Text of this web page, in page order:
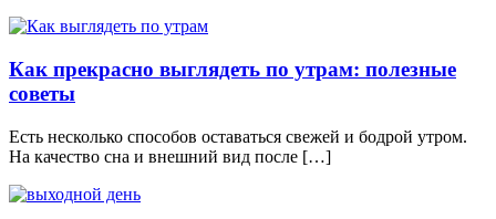
Как прекрасно выглядеть по утрам: полезные
советы
Есть несколько способов оставаться свежей и бодрой утром.
На качество сна и внешний вид после […]